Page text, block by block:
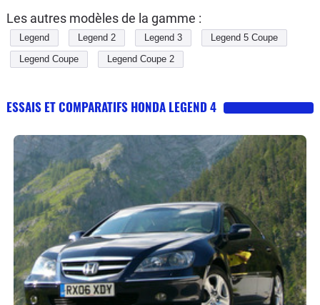
Les autres modèles de la gamme :
Legend Legend 2 Legend 3
Legend 5 Coupe
Legend Coupe
Legend Coupe 2
ESSAIS ET COMPARATIFS HONDA LEGEND 4